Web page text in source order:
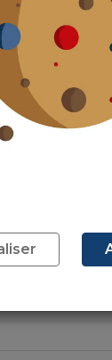
?
un an !
les